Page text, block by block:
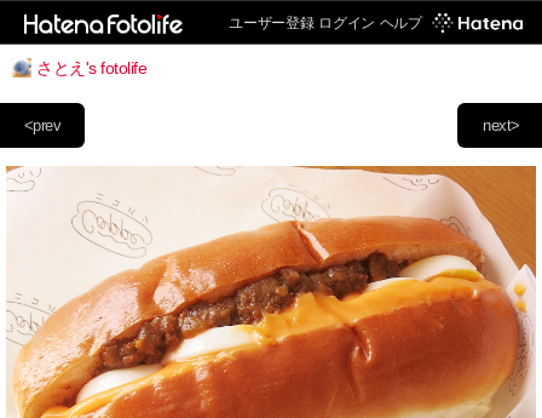
ユーザー登録 ログイン ヘルプ
さとえ's fotolife
next>
<prev